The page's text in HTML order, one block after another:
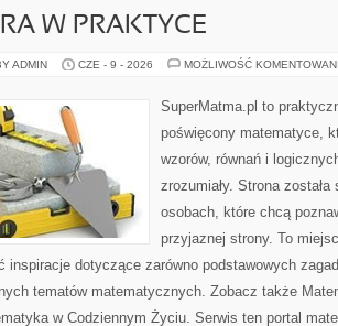
W PRAKTYCE
ADMIN CZE - 9 - 2026 MOŻLIWOŚĆ
SuperMatma.pl to
poświęcony matematyce,
wzorów, równań i
zrozumiały. Strona
osobach, które chcą
przyjaznej strony. To
inspiracje dotyczące zarówno podstawowych
tematów matematycznych. Zobacz także
w Codziennym Życiu. Serwis ten portal